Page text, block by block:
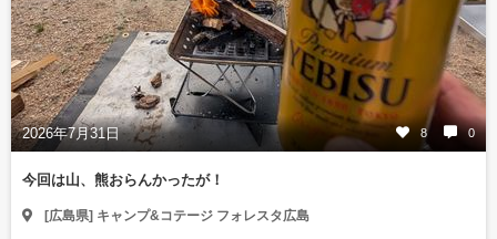
2026年7月31日 8 0
今回は山、熊おらんかったが！
[広島県] キャンプ&コテージ フォレスタ広島